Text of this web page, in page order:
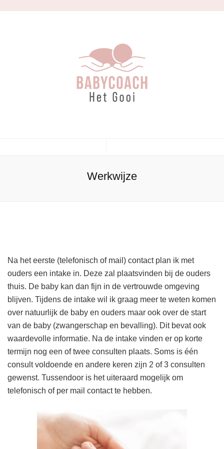
Werkwijze
Na het eerste (telefonisch of mail) contact plan ik met
ouders een intake in. Deze zal plaatsvinden bij de ouders
thuis. De baby kan dan fijn in de vertrouwde omgeving
blijven. Tijdens de intake wil ik graag meer te weten komen
over natuurlijk de baby en ouders maar ook over de start
van de baby (zwangerschap en bevalling). Dit bevat ook
waardevolle informatie. Na de intake vinden er op korte
termijn nog een of twee consulten plaats. Soms is één
consult voldoende en andere keren zijn 2 of 3 consulten
gewenst. Tussendoor is het uiteraard mogelijk om
telefonisch of per mail contact te hebben.